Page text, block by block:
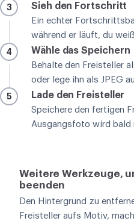
3 Sieh den Fortschritt
Ein echter
während er läuft, du
4 Wähle das Speichern
Behalte den Freisteller
oder lege ihn als JPEG
5 Lade den Freisteller
Speichere den fertigen
Ausgangsfoto wird bald
Weitere Werkzeuge,
beenden
Den Hintergrund zu
Freisteller aufs Motiv,